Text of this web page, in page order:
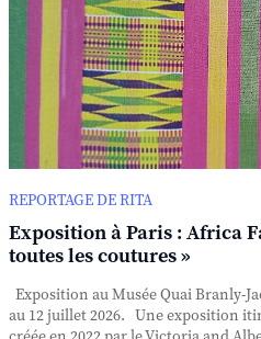
REPORTAGE DE RITA
Exposition à Paris : Africa
toutes les coutures »
Exposition au Musée Quai Branly-
au 12 juillet 2026. Une exposition